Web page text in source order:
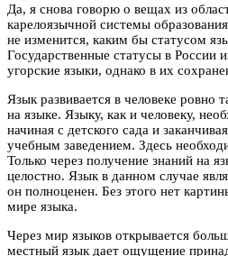
Да, я снова говорю о вещах из
карелоязычной системы
не изменится, каким бы статусом
Государственные статусы в России
угорские языки, однако в их
Язык развивается в человеке ровно
на языке. Языку, как и человеку,
начиная с детского сада и
учебным заведением. Здесь
Только через получение знаний на
целостно. Язык в данном случае
он полноценен. Без этого нет
мире языка.
Через мир языков открывается
местный язык дает ощущение